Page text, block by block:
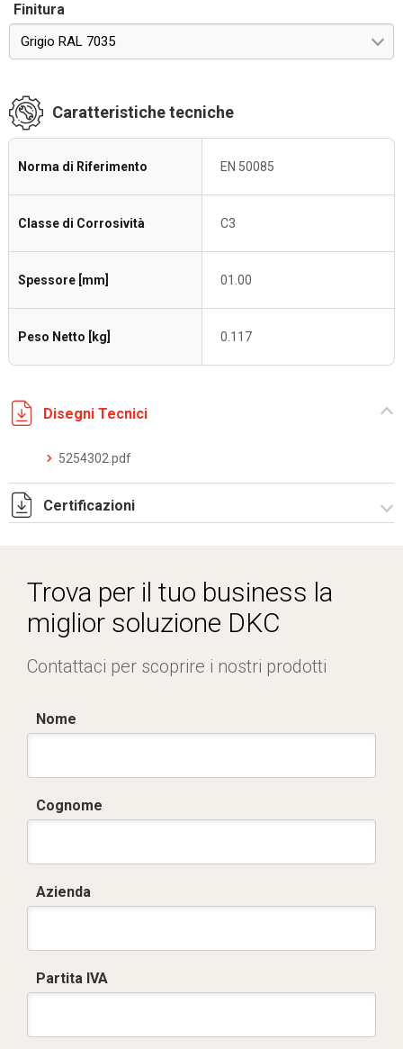
Finitura
Grigio RAL 7035
Caratteristiche tecniche
Norma di Riferimento EN 50085
Classe di Corrosività C3
Spessore [mm] 01.00
Peso Netto [kg] 0.117
Disegni Tecnici
5254302.pdf
Certificazioni
Trova per il tuo business la
miglior soluzione DKC
Contattaci per scoprire i nostri prodotti
Nome
Cognome
Azienda
Partita IVA